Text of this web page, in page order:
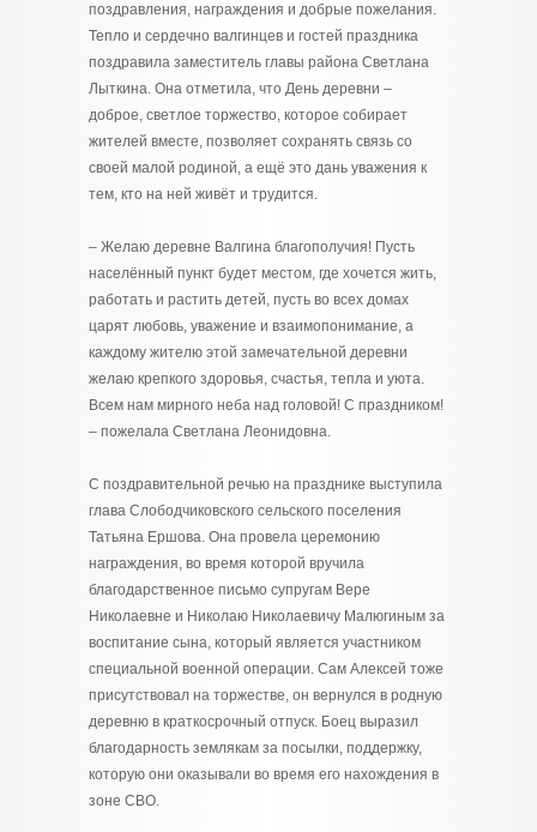
поздравления, награждения и добрые пожелания.
Тепло и сердечно валгинцев и гостей праздника
поздравила заместитель главы района Светлана
Лыткина. Она отметила, что День деревни –
доброе, светлое торжество, которое собирает
жителей вместе, позволяет сохранять связь со
своей малой родиной, а ещё это дань уважения к
тем, кто на ней живёт и трудится.
– Желаю деревне Валгина благополучия! Пусть
населённый пункт будет местом, где хочется жить,
работать и растить детей, пусть во всех домах
царят любовь, уважение и взаимопонимание, а
каждому жителю этой замечательной деревни
желаю крепкого здоровья, счастья, тепла и уюта.
Всем нам мирного неба над головой! С праздником!
– пожелала Светлана Леонидовна.
С поздравительной речью на празднике выступила
глава Слободчиковского сельского поселения
Татьяна Ершова. Она провела церемонию
награждения, во время которой вручила
благодарственное письмо супругам Вере
Николаевне и Николаю Николаевичу Малюгиным за
воспитание сына, который является участником
специальной военной операции. Сам Алексей тоже
присутствовал на торжестве, он вернулся в родную
деревню в краткосрочный отпуск. Боец выразил
благодарность землякам за посылки, поддержку,
которую они оказывали во время его нахождения в
зоне СВО.